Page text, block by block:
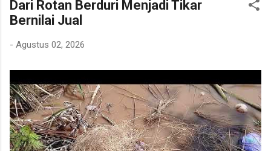
Dari Rotan Berduri Menjadi Tikar
Bernilai Jual
- Agustus 02, 2026